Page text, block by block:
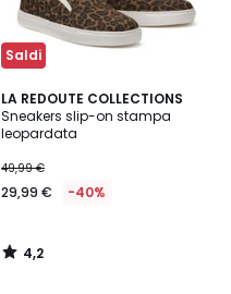
Saldi
LA REDOUTE COLLECTIONS
Sneakers slip-on stampa
leopardata
49,99 €
29,99 € -40%
4,2
/ 5
4,2
/